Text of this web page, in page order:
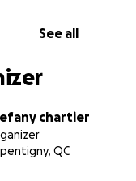
See all
chartier
QC